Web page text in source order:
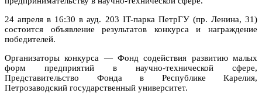
24 апреля в 16:30 в ауд. 203 IT-парка ПетрГУ (пр. Ленина, 31)
состоится объявление результатов конкурса и награждение
победителей.
Организаторы конкурса — Фонд содействия развитию малых
форм предприятий в научно-технической сфере,
Представительство Фонда в Республике Карелия,
Петрозаводский государственный университет.